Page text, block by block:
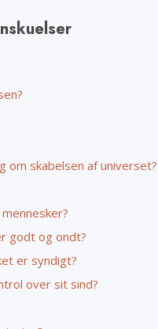
om skabelsen af universet?
godt og ondt?
er syndigt?
over sit sind?